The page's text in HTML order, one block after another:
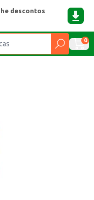
descontos
0